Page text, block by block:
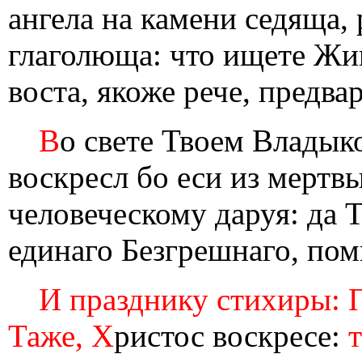
ангела на камени
глаголюща: что ищете
воста, якоже рече,
Во свете Твоем
воскресл бо еси из
человеческому даруя: да
единаго Безгрешнаго,
И празднику стихиры:
Таже, Христос воскресе: